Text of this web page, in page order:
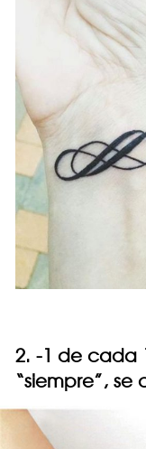
2. -1 de cada
“siempre”, se